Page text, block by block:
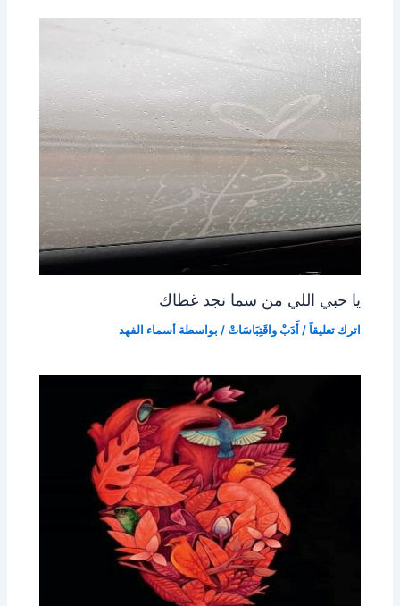
يا حبي اللي من سما نجد غطاك
اترك تعليقاً / أَدَبْ واقَتِبَاسَاتْ / بواسطة أسماء الفهد